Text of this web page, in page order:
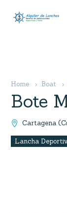
Home Boat
Bote
 Cartagena
Lancha